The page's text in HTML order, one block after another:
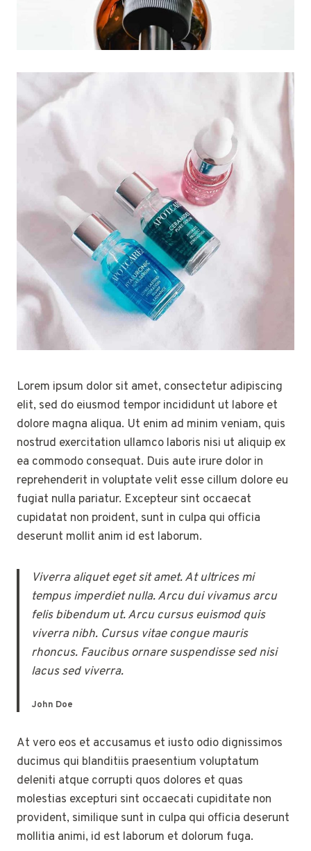
Lorem ipsum dolor sit amet, consectetur adipiscing
elit, sed do eiusmod tempor incididunt ut labore et
dolore magna aliqua. Ut enim ad minim veniam, quis
nostrud exercitation ullamco laboris nisi ut aliquip ex
ea commodo consequat. Duis aute irure dolor in
reprehenderit in voluptate velit esse cillum dolore eu
fugiat nulla pariatur. Excepteur sint occaecat
cupidatat non proident, sunt in culpa qui officia
deserunt mollit anim id est laborum.
Viverra aliquet eget sit amet. At ultrices mi
tempus imperdiet nulla. Arcu dui vivamus arcu
felis bibendum ut. Arcu cursus euismod quis
viverra nibh. Cursus vitae congue mauris
rhoncus. Faucibus ornare suspendisse sed nisi
lacus sed viverra.
John Doe
At vero eos et accusamus et iusto odio dignissimos
ducimus qui blanditiis praesentium voluptatum
deleniti atque corrupti quos dolores et quas
molestias excepturi sint occaecati cupiditate non
provident, similique sunt in culpa qui officia deserunt
mollitia animi, id est laborum et dolorum fuga.